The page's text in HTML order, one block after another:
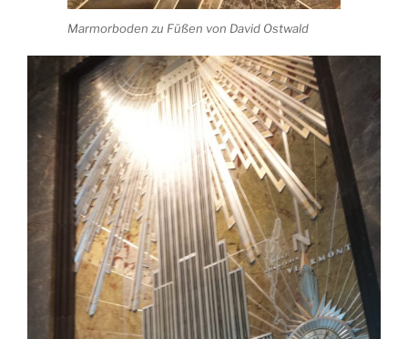
Marmorboden zu Füßen von David Ostwald